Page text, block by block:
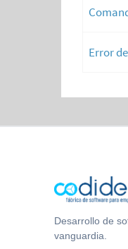
Error
Desarrollo de
vanguardia.